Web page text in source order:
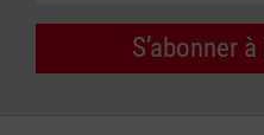
S’abonner